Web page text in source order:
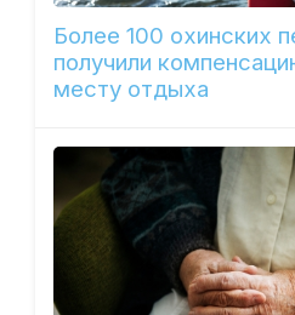
Более 100 охинских
получили
месту отдыха